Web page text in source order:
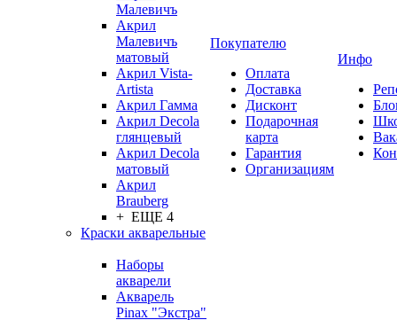
Малевичъ
Акрил
Малевичъ
матовый
Акрил Vista-
Artista
Акрил Гамма
Акрил Decola
глянцевый
Акрил Decola
матовый
Акрил
Brauberg
+ ЕЩЕ 4
Краски акварельные
Наборы
акварели
Акварель
Pinax "Экстра"
Покупателю
Оплата
Доставка
Дисконт
Подарочная
карта
Гарантия
Организациям
Инфо